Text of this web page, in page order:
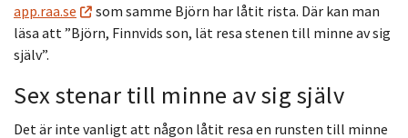
app.raa.se
som samme Björn har låtit rista. Där kan man
läsa att ”Björn, Finnvids son, lät resa stenen till minne av sig
själv”.
Sex stenar till minne av sig själv
Det är inte vanligt att någon låtit resa en runsten till minne